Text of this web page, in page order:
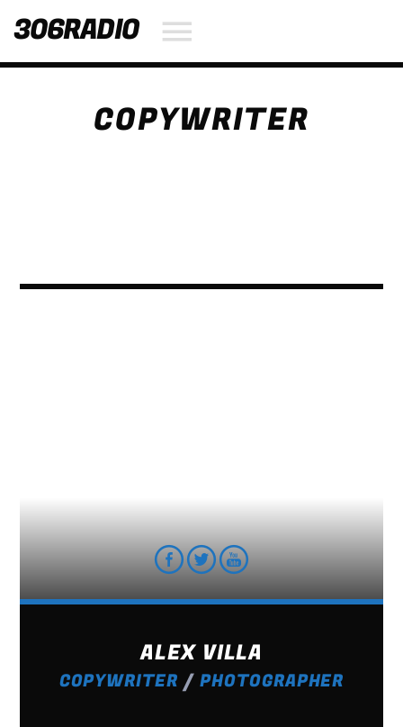
306RADIO
NOW ON AIR
LINEA DE FONDO
A journey into the experimental music to enjoy new
Discover More
COPYWRITER
ALEX VILLA
COPYWRITER / PHOTOGRAPHER